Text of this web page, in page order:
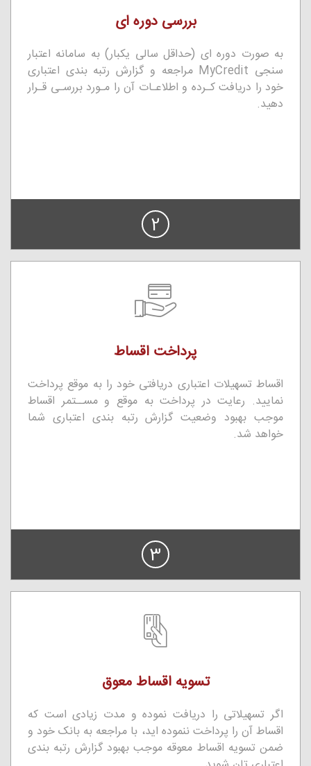
بررسی دوره ای
به صورت دوره ای (حداقل سالی یکبار) به سامانه اعتبار
سنجی MyCredit مراجعه و گزارش رتبه بندی اعتباری
خود را دریافت کـرده و اطلاعـات آن را مـورد بررسـی قـرار
دهید.
2
پرداخت اقساط
اقساط تسهیلات اعتباری دریافتی خود را به موقع پرداخت
نمایید. رعایت در پرداخت به موقع و مســتمر اقساط
موجب بهبود وضعیت گزارش رتبه بندی اعتباری شما
خواهد شد.
3
تسویه اقساط معوق
اگر تسهیلاتی را دریافت نموده و مدت زیادی است که
اقساط آن را پرداخت ننموده اید، با مراجعه به بانک خود و
ضمن تسویه اقساط معوقه موجب بهبود گزارش رتبه بندی